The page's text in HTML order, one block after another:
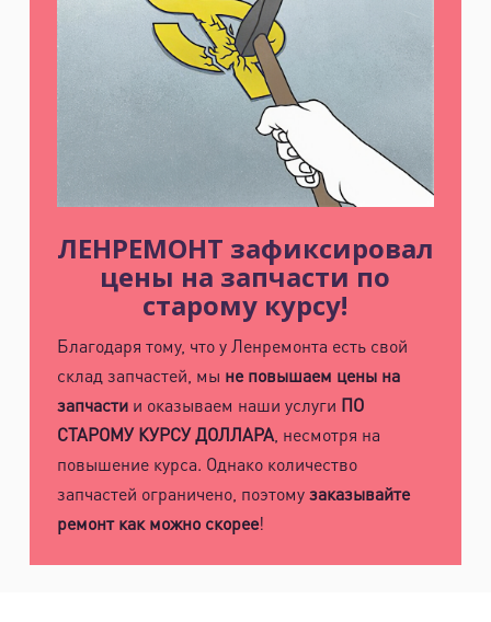
ЛЕНРЕМОНТ зафиксировал
цены на запчасти по
старому курсу!
Благодаря тому, что у Ленремонта есть свой
склад запчастей, мы не повышаем цены на
запчастии оказываем наши услуги ПО
СТАРОМУ КУРСУ ДОЛЛАРА, несмотря на
повышение курса. Однако количество
запчастей ограничено, поэтомузаказывайте
ремонт как можно скорее!